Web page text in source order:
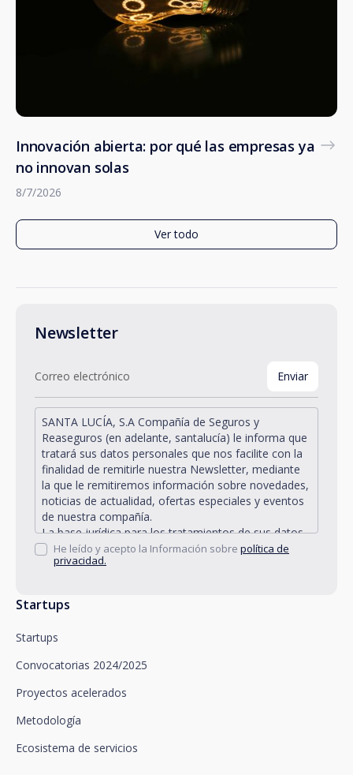
Innovación abierta: por qué las empresas ya
no innovan solas
8/7/2026
Ver todo
Startups
Startups
Convocatorias 2024/2025
Proyectos acelerados
Metodología
Ecosistema de servicios
Newsletter
SANTA LUCÍA, S.A Compañía de Seguros y
Reaseguros (en adelante, santalucía) le informa que
tratará sus datos personales que nos facilite con la
finalidad de remitirle nuestra Newsletter, mediante
la que le remitiremos información sobre novedades,
noticias de actualidad, ofertas especiales y eventos
de nuestra compañía.
La base jurídica para los tratamientos de sus datos
personales descritos se encuentra en la propia
gestión y desarrollo de la relación jurídica existente
Santalucía le informa que puede ejercitar sus
oposición, limitación del tratamiento y portabilidad,
así como oponerse al tratamiento de sus datos con
fines promocionales, dirigiéndose a santalucía,
mediante un escrito, que deberá remitir a Plaza de
Departamento de Privacidad o bien a
Newsletter Impulsa.
He leído y acepto la Información sobre política de
privacidad.